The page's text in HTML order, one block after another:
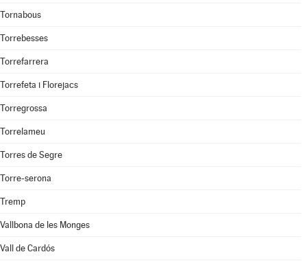
Tornabous
Torrebesses
Torrefarrera
Torrefeta i Florejacs
Torregrossa
Torrelameu
Torres de Segre
Torre-serona
Tremp
Vallbona de les Monges
Vall de Cardós